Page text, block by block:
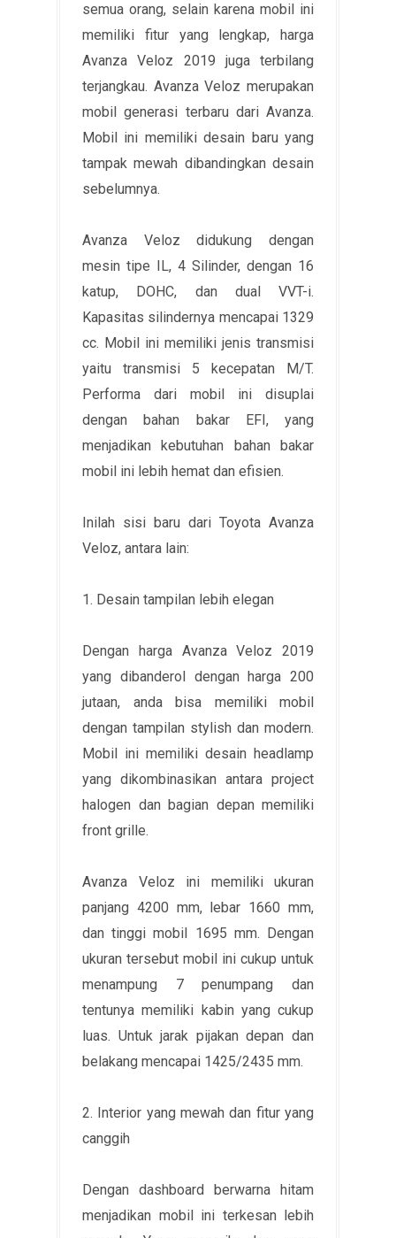
semua orang, selain karena mobil ini
memiliki fitur yang lengkap, harga
Avanza Veloz 2019 juga terbilang
terjangkau. Avanza Veloz merupakan
mobil generasi terbaru dari Avanza.
Mobil ini memiliki desain baru yang
tampak mewah dibandingkan desain
sebelumnya.
Avanza Veloz didukung dengan
mesin tipe IL, 4 Silinder, dengan 16
katup, DOHC, dan dual VVT-i.
Kapasitas silindernya mencapai 1329
cc. Mobil ini memiliki jenis transmisi
yaitu transmisi 5 kecepatan M/T.
Performa dari mobil ini disuplai
dengan bahan bakar EFI, yang
menjadikan kebutuhan bahan bakar
mobil ini lebih hemat dan efisien.
Inilah sisi baru dari Toyota Avanza
Veloz, antara lain:
1. Desain tampilan lebih elegan
Dengan harga Avanza Veloz 2019
yang dibanderol dengan harga 200
jutaan, anda bisa memiliki mobil
dengan tampilan stylish dan modern.
Mobil ini memiliki desain headlamp
yang dikombinasikan antara project
halogen dan bagian depan memiliki
front grille.
Avanza Veloz ini memiliki ukuran
panjang 4200 mm, lebar 1660 mm,
dan tinggi mobil 1695 mm. Dengan
ukuran tersebut mobil ini cukup untuk
menampung 7 penumpang dan
tentunya memiliki kabin yang cukup
luas. Untuk jarak pijakan depan dan
belakang mencapai 1425/2435 mm.
2. Interior yang mewah dan fitur yang
canggih
Dengan dashboard berwarna hitam
menjadikan mobil ini terkesan lebih